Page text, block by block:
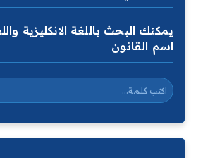
يمكنك البحث باللغة الانكليزية
اسم القانون